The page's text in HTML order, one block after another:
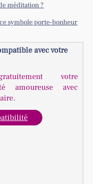
méditation ?
symbole porte-bonheur
avec votre
votre
amoureuse avec